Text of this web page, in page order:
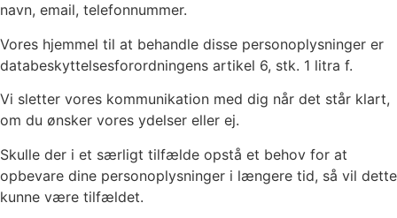
navn, email, telefonnummer.
Vores hjemmel til at behandle disse personoplysninger er
databeskyttelsesforordningens artikel 6, stk. 1 litra f.
Vi sletter vores kommunikation med dig når det står klart,
om du ønsker vores ydelser eller ej.
Skulle der i et særligt tilfælde opstå et behov for at
opbevare dine personoplysninger i længere tid, så vil dette
kunne være tilfældet.